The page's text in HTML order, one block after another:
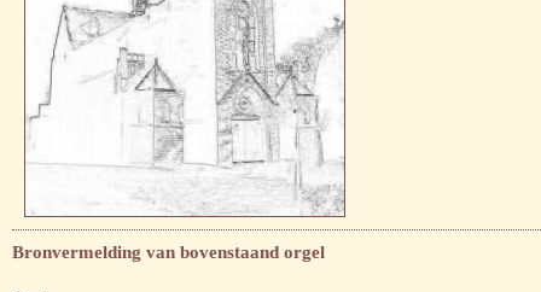
Bronvermelding van bovenstaand orgel